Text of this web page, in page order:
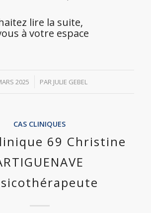
lire la suite,
à votre espace
2025
/ PAR JULIE GEBEL
CAS CLINIQUES
69 Christine